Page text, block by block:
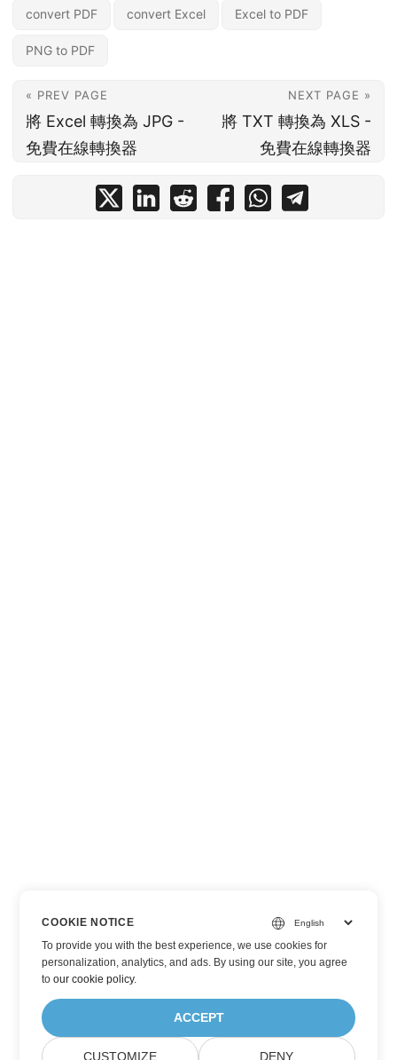
convert PDF convert Excel Excel to PDF
PNG to PDF
« PREV PAGE
將 Excel 轉換為 JPG -
免費在線轉換器
NEXT PAGE »
將 TXT 轉換為 XLS -
免費在線轉換器
COOKIE NOTICE
To provide you with the best experience, we use cookies for
personalization, analytics, and ads. By using our site, you agree
toour cookie policy.
ACCEPT
CUSTOMIZE DENY